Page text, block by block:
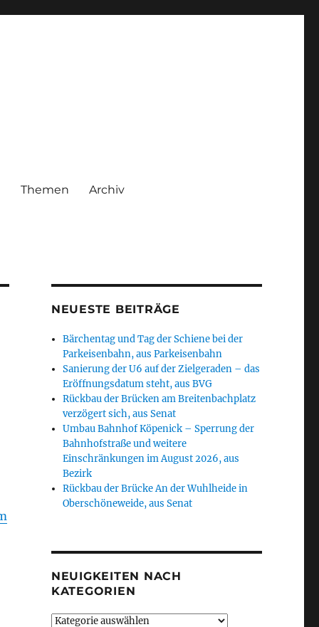
Themen Archiv
NEUESTE BEITRÄGE
Bärchentag und Tag der Schiene bei der
Parkeisenbahn, aus Parkeisenbahn
Sanierung der U6 auf der Zielgeraden – das
Eröffnungsdatum steht, aus BVG
Rückbau der Brücken am Breitenbachplatz
verzögert sich, aus Senat
Umbau Bahnhof Köpenick – Sperrung der
Bahnhofstraße und weitere
Einschränkungen im August 2026, aus
Bezirk
Rückbau der Brücke An der Wuhlheide in
Oberschöneweide, aus Senat
NEUIGKEITEN NACH
KATEGORIEN
Neuigkeiten